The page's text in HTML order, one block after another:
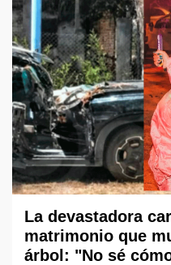
La devastadora
matrimonio que
árbol: "No sé